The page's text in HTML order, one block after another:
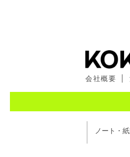
会社概要
ノート・